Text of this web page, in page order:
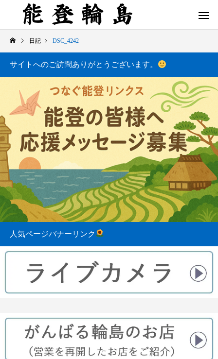
白米千枚田 あぜのきらめき（アルバム）
2023.08.31
今日の白米千枚田
日記 DSC_4242
サイトへのご訪問ありがとうございます。
人気ページバナーリンク